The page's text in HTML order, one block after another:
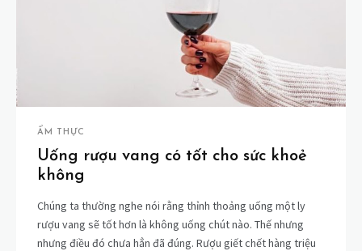
ẨM THỰC
Uống rượu vang có tốt cho sức khoẻ
không
Chúng ta thường nghe nói rằng thỉnh thoảng uống một ly
rượu vang sẽ tốt hơn là không uống chút nào. Thế nhưng
nhưng điều đó chưa hẳn đã đúng. Rượu giết chết hàng triệu